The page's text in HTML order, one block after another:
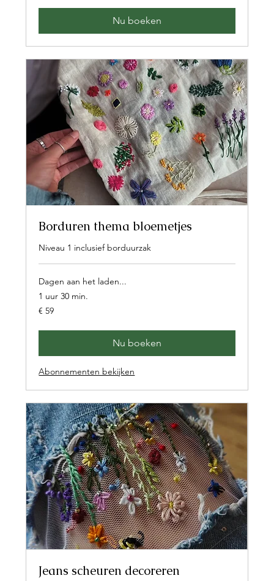
Nu boeken
Borduren thema bloemetjes
Niveau 1 inclusief borduurzak
Dagen aan het laden...
1 uur 30 min.
59
euro
€ 59
Nu boeken
Abonnementen bekijken
Jeans scheuren decoreren